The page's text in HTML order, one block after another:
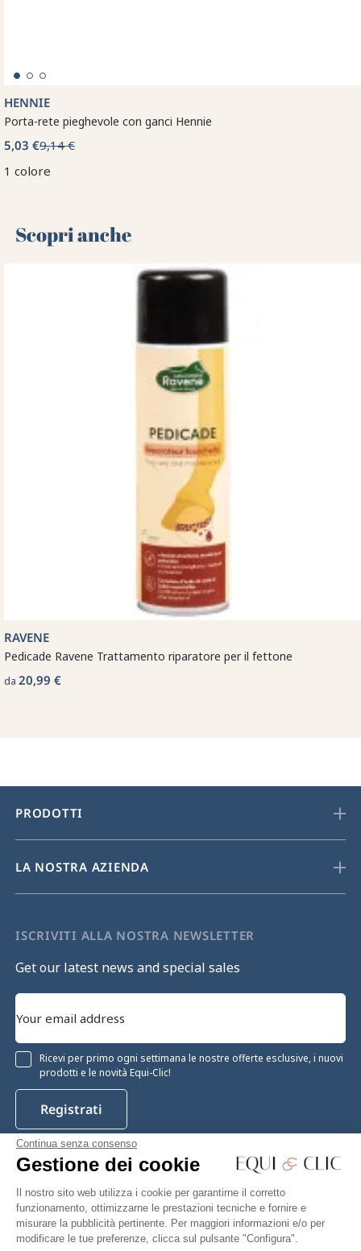
Continua senza consenso
Gestione dei cookie
Il nostro sito web utilizza i cookie per garantirne il corretto
funzionamento, ottimizzarne le prestazioni tecniche e fornire e
misurare la pubblicità pertinente. Per maggiori informazioni e/o per
modificare le tue preferenze, clicca sul pulsante "Configura".
HENNIE
Porta-rete pieghevole con ganci Hennie
5,03 €9,14 €
1 colore
Scopri anche 🌻
RAVENE
Pedicade Ravene Trattamento riparatore per il fettone
da 20,99 €
PRODOTTI
LA NOSTRA AZIENDA
ISCRIVITI ALLA NOSTRA NEWSLETTER
Get our latest news and special sales
Ricevi per primo ogni settimana le nostre offerte esclusive, i nuovi
prodotti e le novità Equi-Clic!
Registrati
Facebook Twitter
YouTube
Pinterest
Instagram